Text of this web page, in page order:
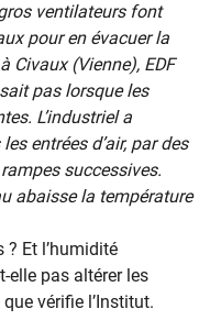
ventilateurs font
pour en évacuer la
Civaux (Vienne), EDF
pas lorsque les
L’industriel a
entrées d’air, par des
successives.
abaisse la température
Et l’humidité
elle pas altérer les
vérifie l’Institut.